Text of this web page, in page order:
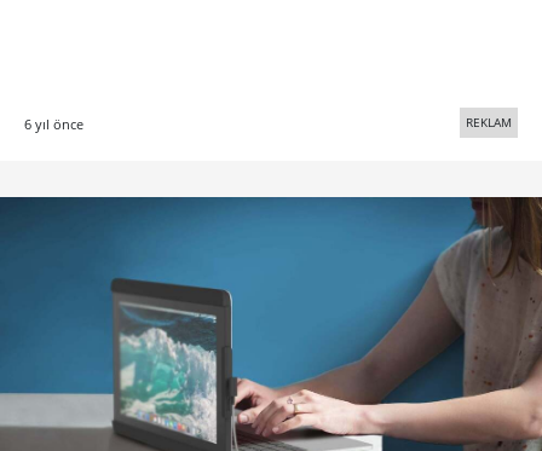
6 yıl önce REKLAM